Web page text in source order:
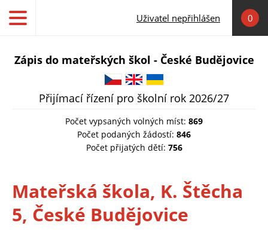
Uživatel nepřihlášen
0
Zápis do mateřských škol - České Budějovice
Přijímací řízení pro školní rok 2026/27
Počet vypsaných volných míst: 869
Počet podaných žádostí: 846
Počet přijatých dětí: 756
Mateřská škola, K. Štěcha
5, České Budějovice